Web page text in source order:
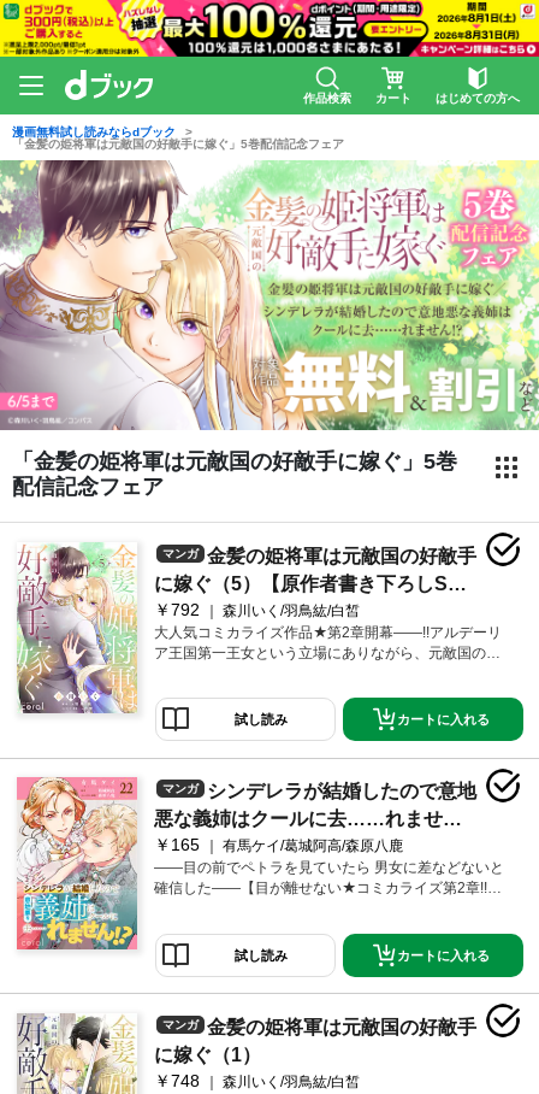
作品検索 カート はじめての方へ
漫画無料試し読みならdブック
「金髪の姫将軍は元敵国の好敵手に嫁ぐ」5巻配信記念フェア
「金髪の姫将軍は元敵国の好敵手に嫁ぐ」5巻
配信記念フェア
マンガ
金髪の姫将軍は元敵国の好敵手
に嫁ぐ（5）【原作者書き下ろしSS
付き】
￥792
森川いく/羽鳥紘/白皙
大人気コミカライズ作品★第2章開幕――!!アルデーリ
ア王国第一王女という立場にありながら、元敵国のゼ
体化したゼルジオスの復興に奔走するベルトルドは、
前王が国外追放した「名策士」を呼び戻すため、東の
国へと赴くことに。クラウディオ殿下の計らいによ
り、夫婦で名策士の元を訪ねることとなったレオーネ
とベルトルドだが…!?〇描き下ろしおまけマンガ：街中
で必要以上に目立つレオーネとベルトルドが互いに思
っていたこととは…〇原作者書き下ろし小説：レオー
ネたちの結婚式の話題で盛り上がるアルデーリア王国
の一幕…
試し読み カートに入れる
マンガ
シンデレラが結婚したので意地
悪な義姉はクールに去……れませ
ん！？（単話版22）
￥165
有馬ケイ/葛城阿高/森原八鹿
――目の前でペトラを見ていたら 男女に差などないと
確信した――【目が離せない★コミカライズ第2章!!】
の悪評が広まってしまう…。しかしその聡明さを王太
子エリクに見初められ、彼の国王即位を機に結婚する
ことに!! 晴れて国王と王妃になったふたりだが、またも
や新たなる試練が訪れる…！◆ペトラにまつわる記憶
を失ってしまったエリクに対し、ペトラが気付いた
「やるべきこと」とは――!? そしてエリクを交え再開
した賢人会議に「招かれざる客」が訪れる…!!
試し読み カートに入れる
マンガ
金髪の姫将軍は元敵国の好敵手
に嫁ぐ（1）
￥748
森川いく/羽鳥紘/白皙